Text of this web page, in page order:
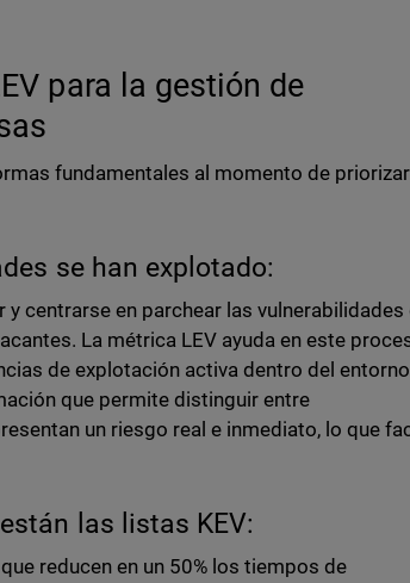
para la gestión de
fundamentales al momento de priorizar
se han explotado:
centrarse en parchear las vulnerabilidades
La métrica LEV ayuda en este
de explotación activa dentro del entorno
que permite distinguir entre
un riesgo real e inmediato, lo que
las listas KEV:
reducen en un 50% los tiempos de